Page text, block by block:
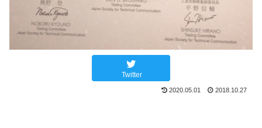
Twitter
2020.05.01 2018.10.27